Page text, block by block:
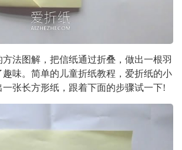
法图解，把信纸通过折叠，做出一根羽
味。简单的儿童折纸教程，爱折纸的小
一张长方形纸，跟着下面的步骤试一下!